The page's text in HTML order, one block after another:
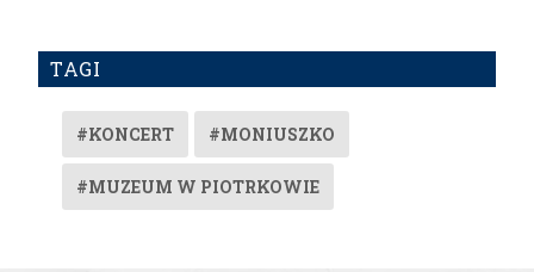
TAGI
#KONCERT #MONIUSZKO
#MUZEUM W PIOTRKOWIE